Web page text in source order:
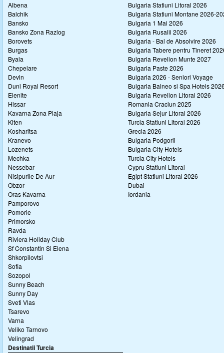
Albena
Balchik
Bansko
Bansko Zona Razlog
Borovets
Burgas
Byala
Chepelare
Devin
Duni Royal Resort
Elenite
Hissar
Kavarna Zona Plaja
Kiten
Kosharitsa
Kranevo
Lozenets
Mechka
Nessebar
Nisipurile De Aur
Obzor
Oras Kavarna
Pamporovo
Pomorie
Primorsko
Ravda
Riviera Holiday Club
Sf Constantin Si Elena
Shkorpilovtsi
Sofia
Sozopol
Sunny Beach
Sunny Day
Sveti Vlas
Tsarevo
Varna
Veliko Tarnovo
Velingrad
Destinatii Turcia
Bulgaria Statiuni Litoral 2026
Bulgaria Statiuni Montane 2026-
Bulgaria 1 Mai 2026
Bulgaria Rusalii 2026
Bulgaria - Bal de Absolvire 2026
Bulgaria Tabere pentru Tineret
Bulgaria Revelion Munte 2027
Bulgaria Paste 2026
Bulgaria 2026 - Seniori Voyage
Bulgaria Balneo si Spa Hotels
Bulgaria Revelion Litoral 2026
Romania Craciun 2025
Bulgaria Sejur Litoral 2026
Turcia Statiuni Litoral 2026
Grecia 2026
Bulgaria Podgorii
Bulgaria City Hotels
Turcia City Hotels
Cypru Statiuni Litoral
Egipt Statiuni Litoral 2026
Dubai
Iordania